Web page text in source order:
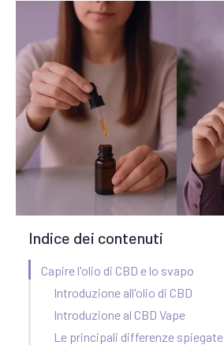
Indice dei contenuti
Capire l'olio di CBD e lo svapo
Introduzione all'olio di CBD
Introduzione al CBD Vape
Le principali differenze spiegate